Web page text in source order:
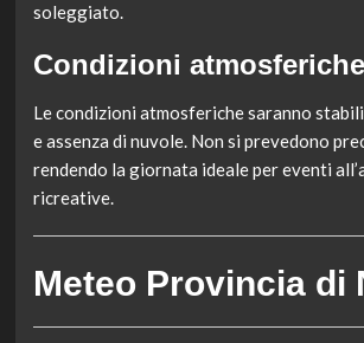
soleggiato.
Condizioni atmosferiche
Le condizioni atmosferiche saranno
e assenza di nuvole. Non si prevedono
rendendo la giornata ideale per eventi
ricreative.
Meteo Provincia di